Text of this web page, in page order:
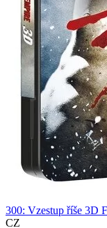
300: Vzestup říše 3D
CZ